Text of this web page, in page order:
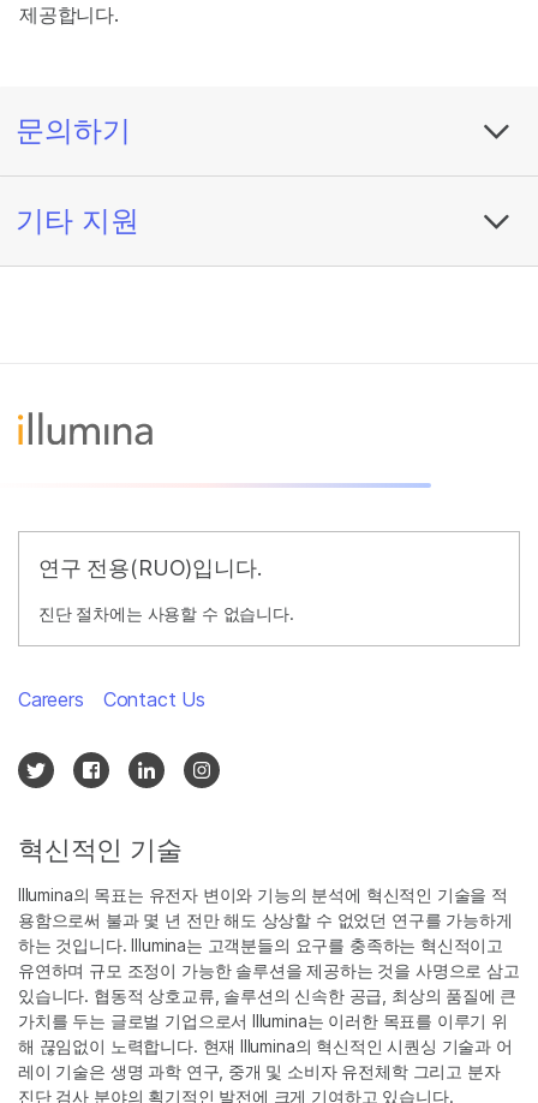
제공합니다.
문의하기
기타 지원
연구 전용(RUO)입니다.
진단 절차에는 사용할 수 없습니다.
혁신적인 기술
Illumina의 목표는 유전자 변이와 기능의 분석에 혁신적인 기술을 적
용함으로써 불과 몇 년 전만 해도 상상할 수 없었던 연구를 가능하게
하는 것입니다. Illumina는 고객분들의 요구를 충족하는 혁신적이고
유연하며 규모 조정이 가능한 솔루션을 제공하는 것을 사명으로 삼고
있습니다. 협동적 상호교류, 솔루션의 신속한 공급, 최상의 품질에 큰
가치를 두는 글로벌 기업으로서 Illumina는 이러한 목표를 이루기 위
해 끊임없이 노력합니다. 현재 Illumina의 혁신적인 시퀀싱 기술과 어
레이 기술은 생명 과학 연구, 중개 및 소비자 유전체학 그리고 분자
진단 검사 분야의 획기적인 발전에 크게 기여하고 있습니다.
Careers Contact Us